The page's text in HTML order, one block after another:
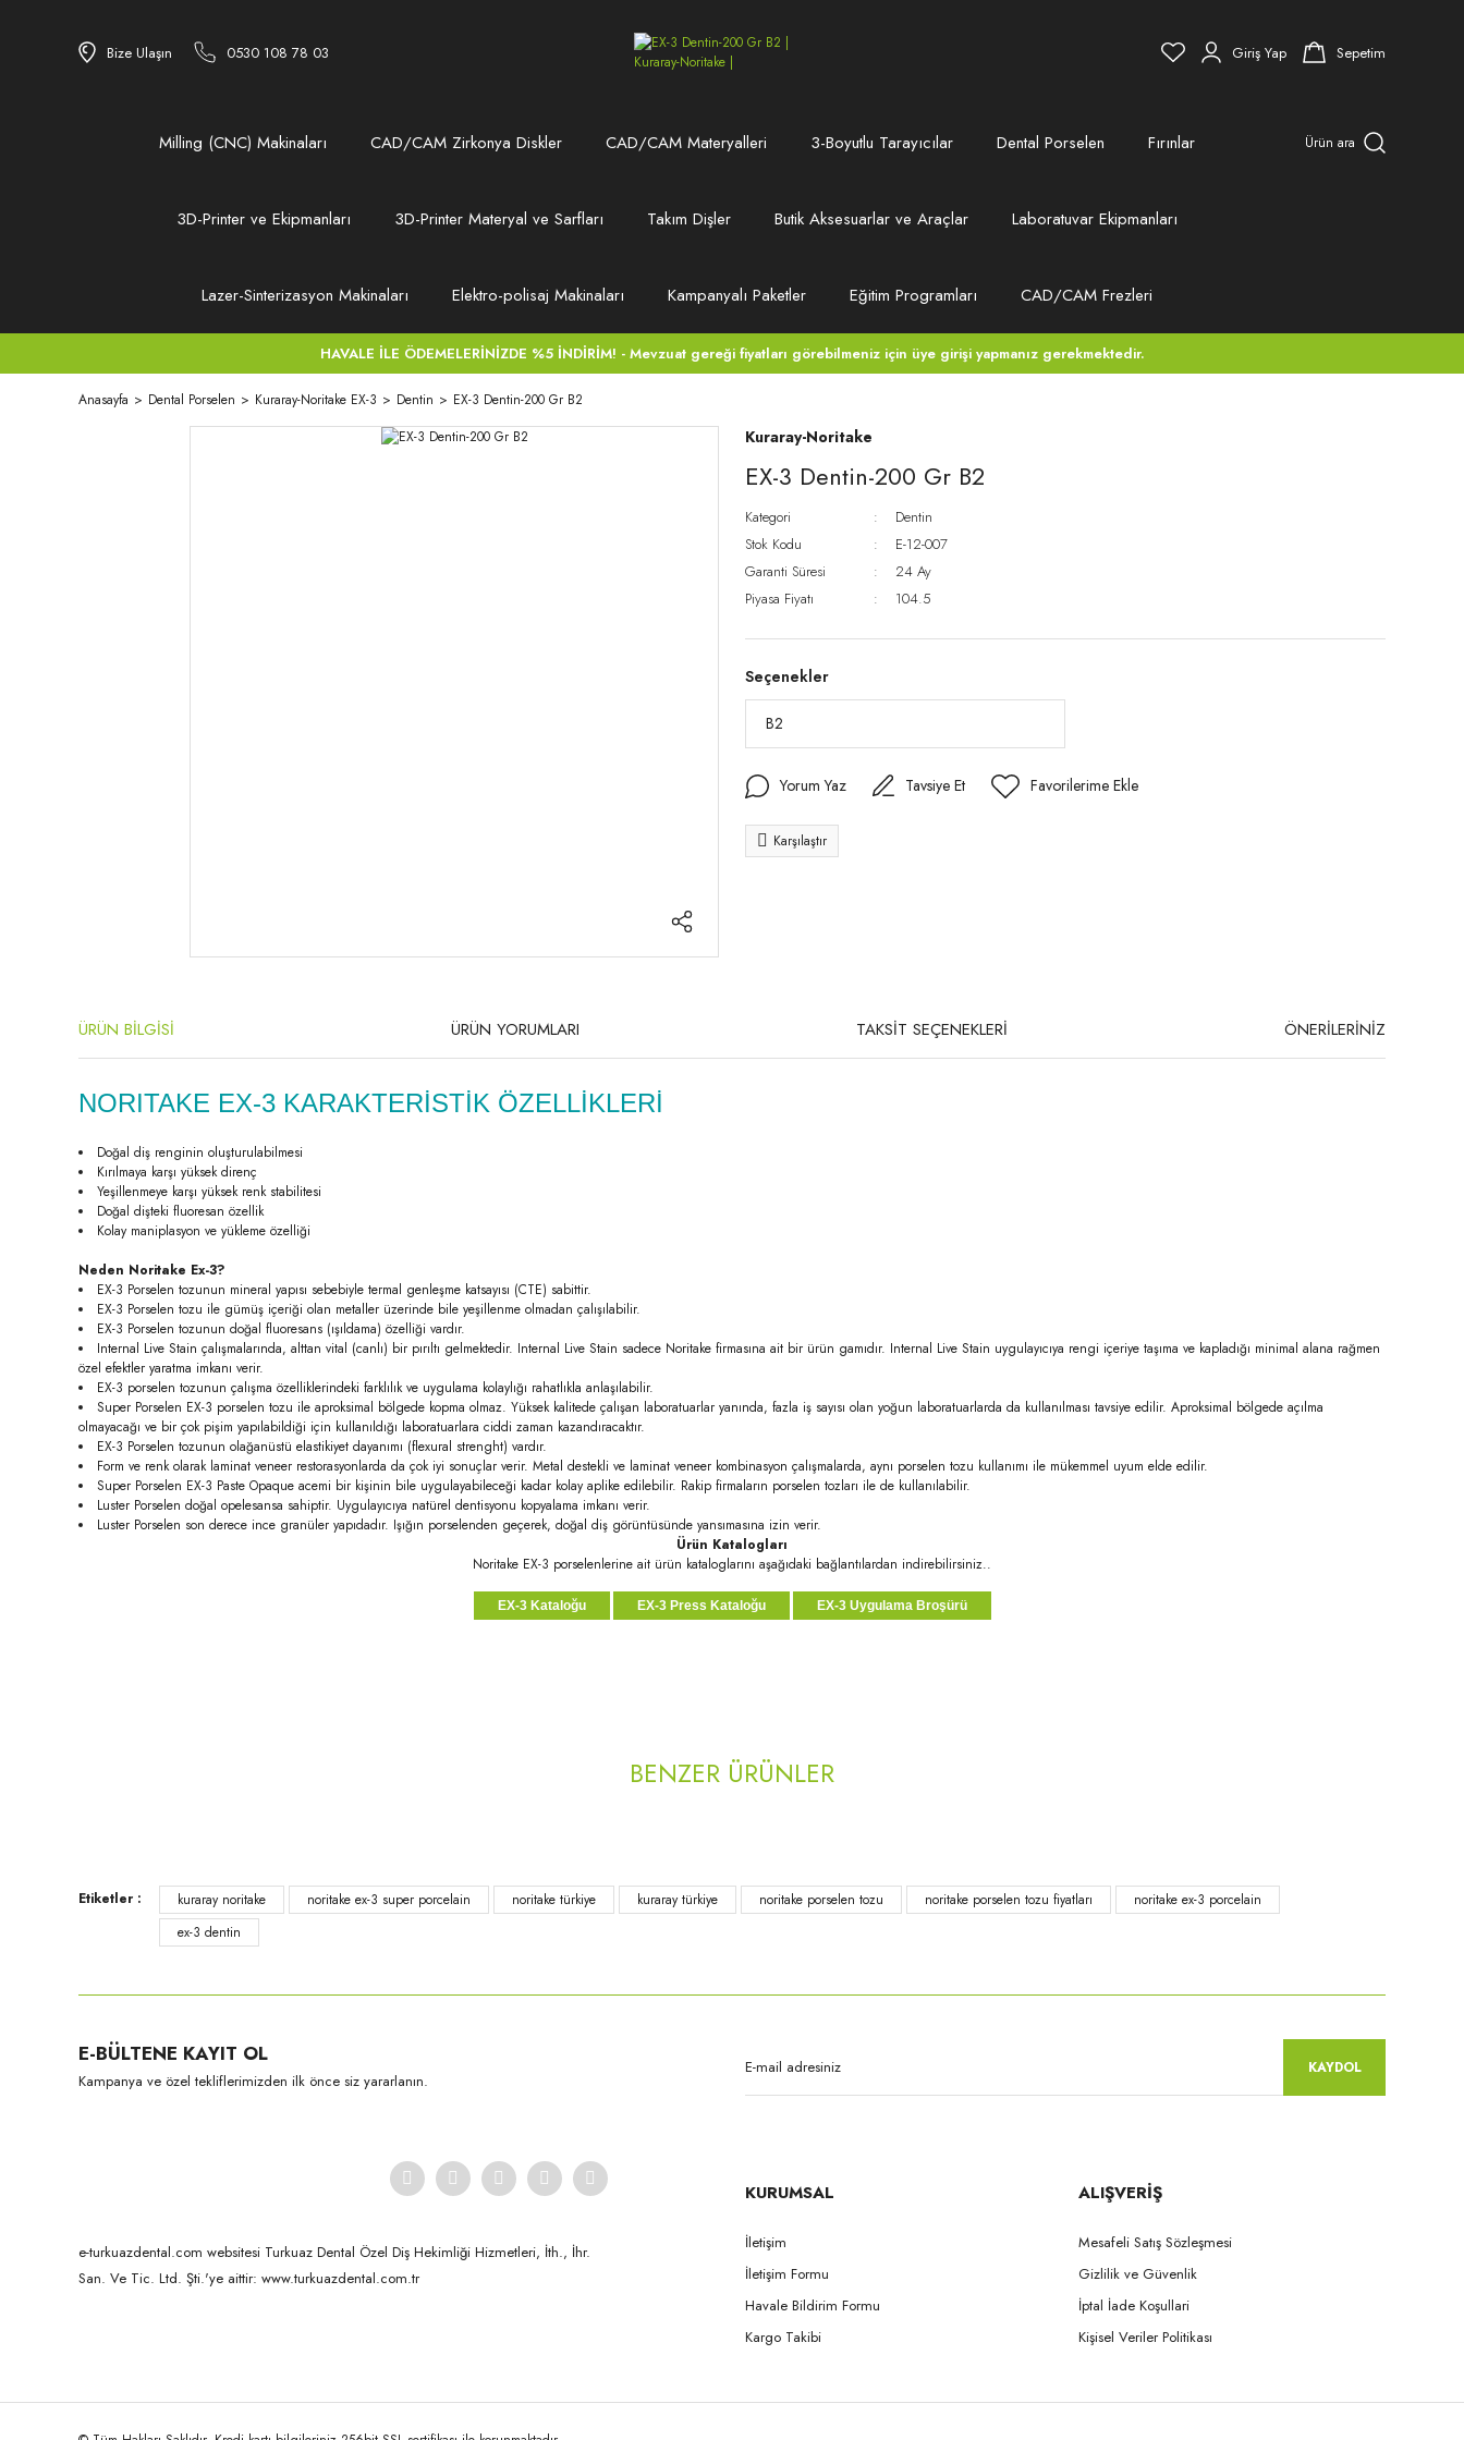
Bize Ulaşın 0530 108 78 03 Giriş Yap Sepetim
Milling (CNC) Makinaları CAD/CAM Zirkonya Diskler CAD/CAM Materyalleri 3-Boyutlu Tarayıcılar Dental Porselen Fırınlar
3D-Printer ve Ekipmanları 3D-Printer Materyal ve Sarfları Takım Dişler Butik Aksesuarlar ve Araçlar Laboratuvar Ekipmanları
Lazer-Sinterizasyon Makinaları Elektro-polisaj Makinaları Kampanyalı Paketler Eğitim Programları CAD/CAM Frezleri
Ürün ara
HAVALE İLE ÖDEMELERİNİZDE %5 İNDİRİM! - Mevzuat gereği fiyatları görebilmeniz için üye girişi yapmanız gerekmektedir.
Anasayfa Dental Porselen Kuraray-Noritake EX-3 Dentin EX-3 Dentin-200 Gr B2
Kuraray-Noritake
EX-3 Dentin-200 Gr B2
Kategori
Dentin
Stok Kodu
E-12-007
Garanti Süresi
24 Ay
Piyasa Fiyatı
104.5
Seçenekler
Yorum Yaz Tavsiye Et
Karşılaştır
ÜRÜN BİLGİSİ ÜRÜN YORUMLARI TAKSİT SEÇENEKLERİ ÖNERİLERİNİZ
NORITAKE EX-3 KARAKTERİSTİK ÖZELLİKLERİ
Doğal diş renginin oluşturulabilmesi
Kırılmaya karşı yüksek direnç
Yeşillenmeye karşı yüksek renk stabilitesi
Doğal dişteki fluoresan özellik
Kolay maniplasyon ve yükleme özelliği
Neden Noritake Ex-3?
EX-3 Porselen tozunun mineral yapısı sebebiyle termal genleşme katsayısı (CTE) sabittir.
EX-3 Porselen tozu ile gümüş içeriği olan metaller üzerinde bile yeşillenme olmadan çalışılabilir.
EX-3 Porselen tozunun doğal fluoresans (ışıldama) özelliği vardır.
Internal Live Stain çalışmalarında, alttan vital (canlı) bir pırıltı gelmektedir. Internal Live Stain sadece Noritake firmasına ait bir ürün gamıdır. Internal Live Stain uygulayıcıya rengi içeriye taşıma ve kapladığı minimal alana rağmen
özel efektler yaratma imkanı verir.
EX-3 porselen tozunun çalışma özelliklerindeki farklılık ve uygulama kolaylığı rahatlıkla anlaşılabilir.
Super Porselen EX-3 porselen tozu ile aproksimal bölgede kopma olmaz. Yüksek kalitede çalışan laboratuarlar yanında, fazla iş sayısı olan yoğun laboratuarlarda da kullanılması tavsiye edilir. Aproksimal bölgede açılma
olmayacağı ve bir çok pişim yapılabildiği için kullanıldığı laboratuarlara ciddi zaman kazandıracaktır.
EX-3 Porselen tozunun olağanüstü elastikiyet dayanımı (flexural strenght) vardır.
Form ve renk olarak laminat veneer restorasyonlarda da çok iyi sonuçlar verir. Metal destekli ve laminat veneer kombinasyon çalışmalarda, aynı porselen tozu kullanımı ile mükemmel uyum elde edilir.
Super Porselen EX-3 Paste Opaque acemi bir kişinin bile uygulayabileceği kadar kolay aplike edilebilir. Rakip firmaların porselen tozları ile de kullanılabilir.
Luster Porselen doğal opelesansa sahiptir. Uygulayıcıya natürel dentisyonu kopyalama imkanı verir.
Luster Porselen son derece ince granüler yapıdadır. Işığın porselenden geçerek, doğal diş görüntüsünde yansımasına izin verir.
Ürün Katalogları
Noritake EX-3 porselenlerine ait ürün kataloglarını aşağıdaki bağlantılardan indirebilirsiniz..
EX-3 Kataloğu EX-3 Press Kataloğu EX-3 Uygulama Broşürü
Bu ürüne benzer farklı alternatifler olmalı.
BENZER ÜRÜNLER
EX-3 Dentin-50 Gr NP2.5
Etiketler : kuraray noritake noritake ex-3 super porcelain noritake türkiye kuraray türkiye noritake porselen tozu noritake porselen tozu fiyatları
noritake ex-3 porcelain
ex-3 dentin
E-BÜLTENE KAYIT OL
Kampanya ve özel tekliflerimizden ilk önce siz yararlanın.
KAYDOL
e-turkuazdental.com websitesi Turkuaz Dental Özel Diş Hekimliği Hizmetleri, İth., İhr.
San. Ve Tic. Ltd. Şti.'ye aittir: www.turkuazdental.com.tr
KURUMSAL
İletişim
İletişim Formu
Havale Bildirim Formu
Kargo Takibi
ALIŞVERİŞ
Mesafeli Satış Sözleşmesi
Gizlilik ve Güvenlik
İptal İade Koşullari
Kişisel Veriler Politikası